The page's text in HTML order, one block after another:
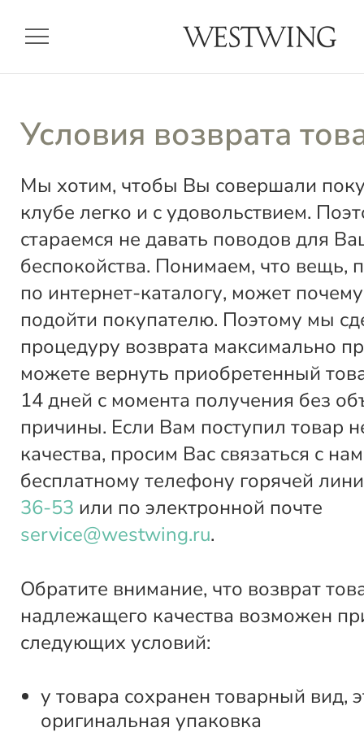
menu
Условия возврата
Мы хотим, чтобы Вы совершали
клубе легко и с удовольствием.
стараемся не давать поводов для
беспокойства. Понимаем, что вещь,
по интернет-каталогу, может
подойти покупателю. Поэтому мы
процедуру возврата максимально
можете вернуть приобретенный
14 дней с момента получения без
причины. Если Вам поступил товар
качества, просим Вас связаться с
бесплатному телефону горячей
36-53 или по электронной почте
service@westwing.ru.
Обратите внимание, что возврат
надлежащего качества возможен
следующих условий:
у товара сохранен товарный вид,
оригинальная упаковка